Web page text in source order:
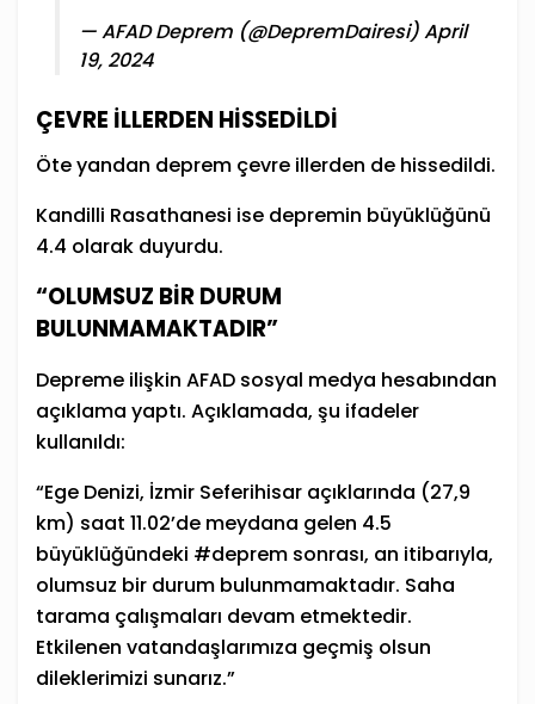
— AFAD Deprem (@DepremDairesi)April
19, 2024
ÇEVRE İLLERDEN HİSSEDİLDİ
Öte yandan deprem çevre illerden de hissedildi.
Kandilli Rasathanesi ise depremin büyüklüğünü
4.4 olarak duyurdu.
“OLUMSUZ BİR DURUM
BULUNMAMAKTADIR”
Depreme ilişkin AFAD sosyal medya hesabından
açıklama yaptı. Açıklamada, şu ifadeler
kullanıldı:
“Ege Denizi, İzmir Seferihisar açıklarında (27,9
km) saat 11.02’de meydana gelen 4.5
büyüklüğündeki #deprem sonrası, an itibarıyla,
olumsuz bir durum bulunmamaktadır. Saha
tarama çalışmaları devam etmektedir.
Etkilenen vatandaşlarımıza geçmiş olsun
dileklerimizi sunarız.”